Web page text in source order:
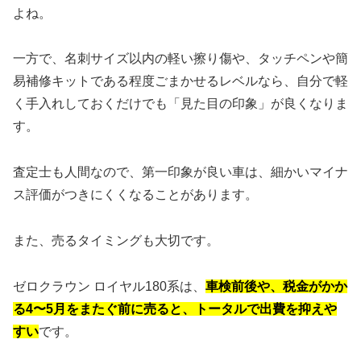
よね。
一方で、名刺サイズ以内の軽い擦り傷や、タッチペンや簡
易補修キットである程度ごまかせるレベルなら、自分で軽
く手入れしておくだけでも「見た目の印象」が良くなりま
す。
査定士も人間なので、第一印象が良い車は、細かいマイナ
ス評価がつきにくくなることがあります。
また、売るタイミングも大切です。
ゼロクラウン ロイヤル180系は、 車検前後や、税金がかか
る4〜5月をまたぐ前に売ると、トータルで出費を抑えや
すいです。